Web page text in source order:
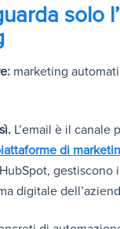
solo
marketing
L’email è il canale
di
gestiscono
digitale